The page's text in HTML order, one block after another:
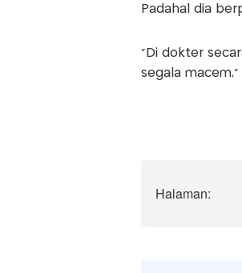
Padahal dia
"Di dokter
segala
Halaman: